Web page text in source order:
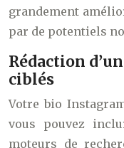
grandement
par de potentiels
Rédaction
ciblés
Votre bio
vous pouvez
moteurs de